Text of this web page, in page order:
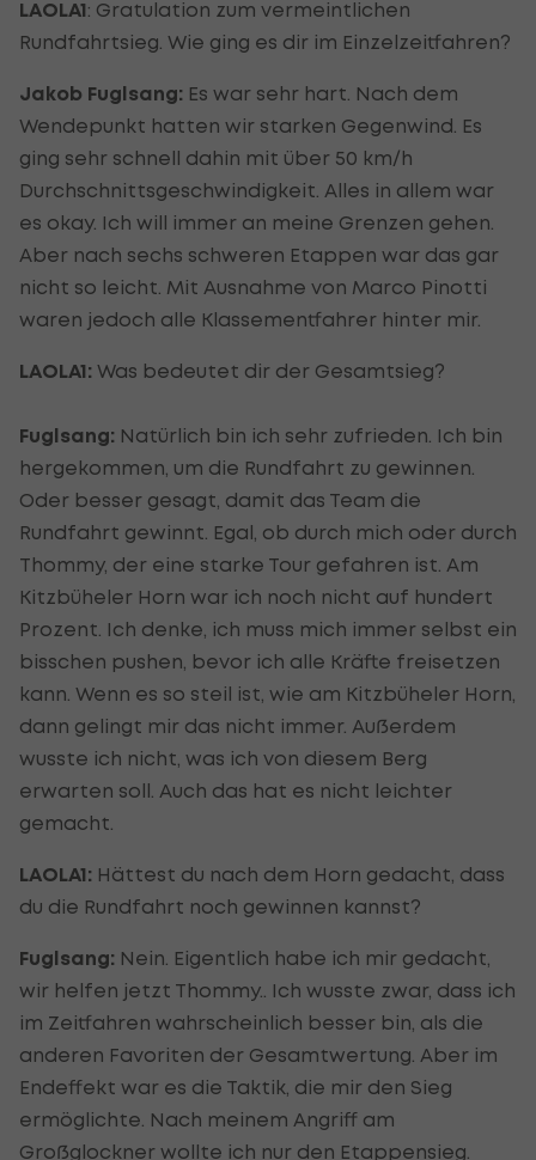
LAOLA1: Gratulation zum vermeintlichen
Rundfahrtsieg. Wie ging es dir im Einzelzeitfahren?
Jakob Fuglsang: Es war sehr hart. Nach dem
Wendepunkt hatten wir starken Gegenwind. Es
ging sehr schnell dahin mit über 50 km/h
Durchschnittsgeschwindigkeit. Alles in allem war
es okay. Ich will immer an meine Grenzen gehen.
Aber nach sechs schweren Etappen war das gar
nicht so leicht. Mit Ausnahme von Marco Pinotti
waren jedoch alle Klassementfahrer hinter mir.
LAOLA1: Was bedeutet dir der Gesamtsieg?
Fuglsang: Natürlich bin ich sehr zufrieden. Ich bin
hergekommen, um die Rundfahrt zu gewinnen.
Oder besser gesagt, damit das Team die
Rundfahrt gewinnt. Egal, ob durch mich oder durch
Thommy, der eine starke Tour gefahren ist. Am
Kitzbüheler Horn war ich noch nicht auf hundert
Prozent. Ich denke, ich muss mich immer selbst ein
bisschen pushen, bevor ich alle Kräfte freisetzen
kann. Wenn es so steil ist, wie am Kitzbüheler Horn,
dann gelingt mir das nicht immer. Außerdem
wusste ich nicht, was ich von diesem Berg
erwarten soll. Auch das hat es nicht leichter
gemacht.
LAOLA1: Hättest du nach dem Horn gedacht, dass
du die Rundfahrt noch gewinnen kannst?
Fuglsang: Nein. Eigentlich habe ich mir gedacht,
wir helfen jetzt Thommy.. Ich wusste zwar, dass ich
im Zeitfahren wahrscheinlich besser bin, als die
anderen Favoriten der Gesamtwertung. Aber im
Endeffekt war es die Taktik, die mir den Sieg
ermöglichte. Nach meinem Angriff am
Großglockner wollte ich nur den Etappensieg.